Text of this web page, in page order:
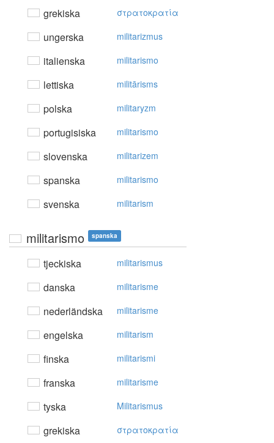
grekiska στρατoκρατία
ungerska militarizmus
italienska militarismo
lettiska militārisms
polska militaryzm
portugisiska militarismo
slovenska militarizem
spanska militarismo
svenska militarism
militarismo spanska
tjeckiska militarismus
danska militarisme
nederländska militarisme
engelska militarism
finska militarismi
franska militarisme
tyska Militarismus
grekiska στρατoκρατία